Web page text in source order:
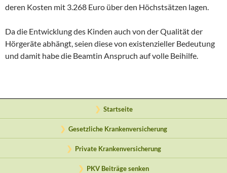
deren Kosten mit 3.268 Euro über den Höchstsätzen lagen.
Da die Entwicklung des Kinden auch von der Qualität der
Hörgeräte abhängt, seien diese von existenzieller Bedeutung
und damit habe die Beamtin Anspruch auf volle Beihilfe.
Startseite
Gesetzliche Krankenversicherung
Private Krankenversicherung
PKV Beiträge senken